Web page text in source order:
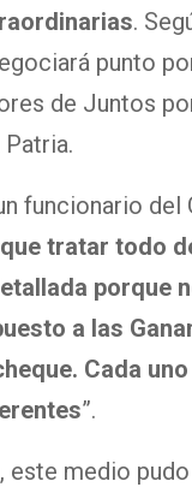
.
punto
de Juntos
funcionario del
tratar todo
porque
a las
Cada
”.
este medio